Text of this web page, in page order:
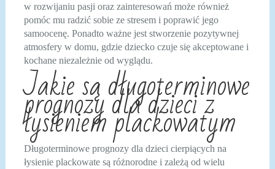
w rozwijaniu pasji oraz zainteresowań może również
pomóc mu radzić sobie ze stresem i poprawić jego
samoocenę. Ponadto ważne jest stworzenie pozytywnej
atmosfery w domu, gdzie dziecko czuje się akceptowane i
kochane niezależnie od wyglądu.
Jakie są długoterminowe
prognozy dla dzieci z
łysieniem plackowatym
Długoterminowe prognozy dla dzieci cierpiących na
łysienie plackowate są różnorodne i zależą od wielu